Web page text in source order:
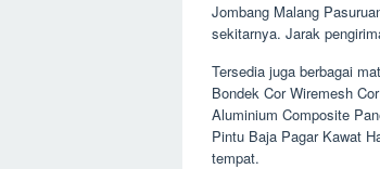
Jombang Malang
sekitarnya. Jarak
Tersedia juga berbagai
Bondek Cor Wiremesh
Aluminium Composite
Pintu Baja Pagar Kawat
tempat.